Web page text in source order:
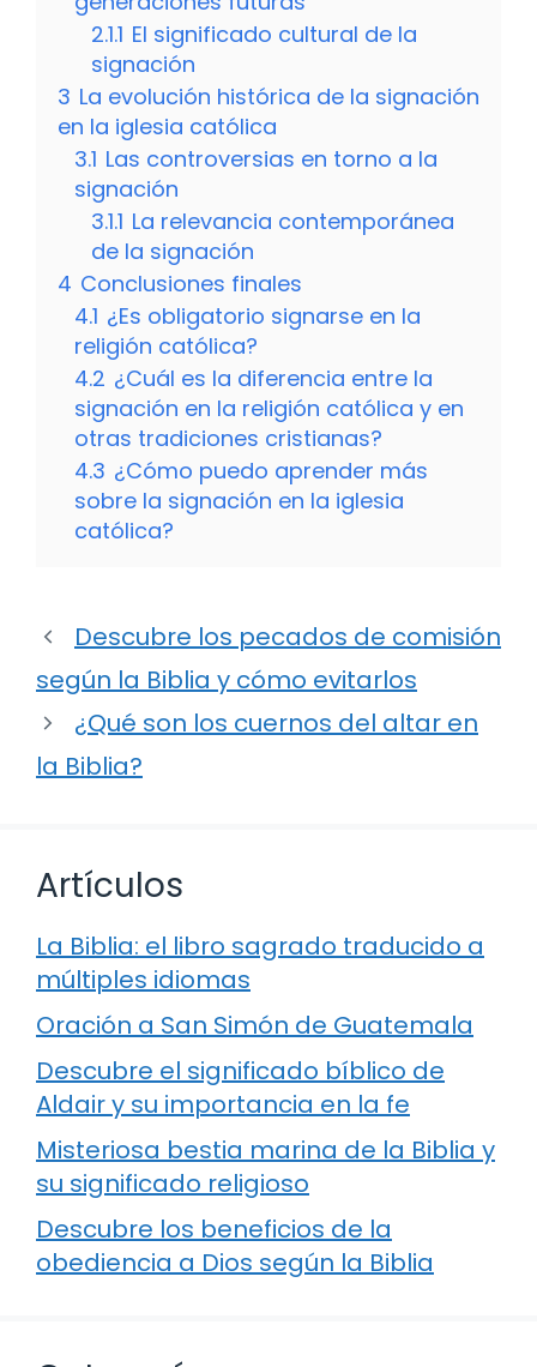
2.1.1 El significado cultural de la
signación
3 La evolución histórica de la signación
en la iglesia católica
3.1 Las controversias en torno a la
signación
3.1.1 La relevancia contemporánea
de la signación
4 Conclusiones finales
4.1 ¿Es obligatorio signarse en la
religión católica?
4.2 ¿Cuál es la diferencia entre la
signación en la religión católica y en
otras tradiciones cristianas?
4.3 ¿Cómo puedo aprender más
sobre la signación en la iglesia
católica?
Descubre los pecados de comisión
según la Biblia y cómo evitarlos
¿Qué son los cuernos del altar en
la Biblia?
Artículos
La Biblia: el libro sagrado traducido a
múltiples idiomas
Oración a San Simón de Guatemala
Descubre el significado bíblico de
Aldair y su importancia en la fe
Misteriosa bestia marina de la Biblia y
su significado religioso
Descubre los beneficios de la
obediencia a Dios según la Biblia